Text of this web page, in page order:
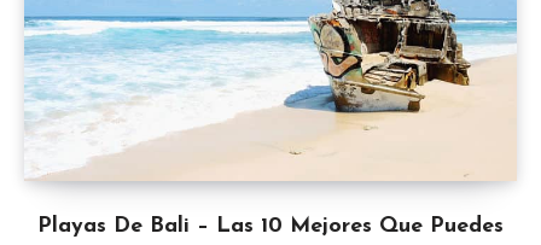
Playas De Bali – Las 10 Mejores Que Puedes